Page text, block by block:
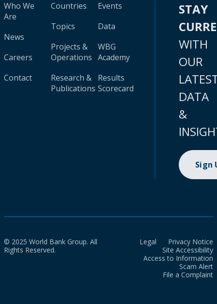
Who We
Are
News
Careers
Contact
Countries
Topics
Projects &
Operations
Research &
Publications
Events
Data
WBG
Academy
Results
Scorecard
STAY
WITH
OUR
DATA
&
Sign
© 2025 World Bank Group. All
Rights Reserved.
Legal
Privacy Notice
Site Accessibility
Access to Information
Scam Alert
File a Complaint